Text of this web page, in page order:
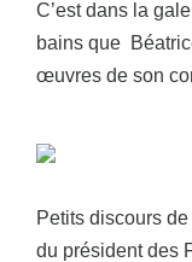
C’est dans la
bains que
œuvres de son
Petits discours
du président des